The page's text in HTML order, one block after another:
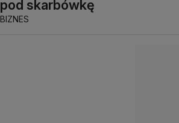
pod skarbówkę
BIZNES